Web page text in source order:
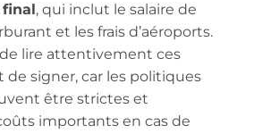
, qui inclut le salaire de
et les frais d’aéroports.
lire attentivement ces
de signer, car les politiques
être strictes et
importants en cas de